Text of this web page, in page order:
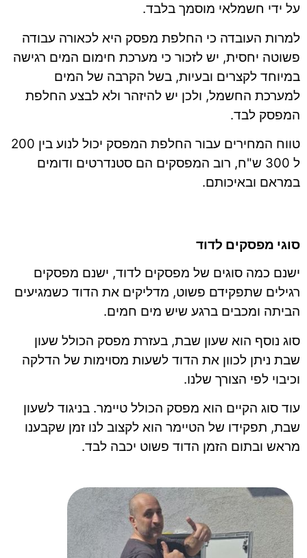
על ידי חשמלאי מוסמך בלבד.
למרות העובדה כי החלפת מפסק היא לכאורה עבודה
פשוטה יחסית, יש לזכור כי מערכת חימום המים רגישה
במיוחד לקצרים ובעיות, בשל הקרבה של המים
למערכת החשמל, ולכן יש להיזהר ולא לבצע החלפת
המפסק לבד.
טווח המחירים עבור החלפת המפסק יכול לנוע בין 200
ל 300 ש"ח, רוב המפסקים הם סטנדרטים ודומים
במראם ובאיכותם.
סוגי מפסקים לדוד
ישנם כמה סוגים של מפסקים לדוד, ישנם מפסקים
רגילים שתפקידם פשוט, מדליקים את הדוד כשמגיעים
הביתה ומכבים ברגע שיש מים חמים.
סוג נוסף הוא שעון שבת, בעזרת מפסק הכולל שעון
שבת ניתן לכוון את הדוד לשעות מסוימות של הדלקה
וכיבוי לפי הצורך שלנו.
עוד סוג הקיים הוא מפסק הכולל טיימר. בניגוד לשעון
שבת, תפקידו של הטיימר הוא לקצוב לנו זמן שקבענו
מראש ובתום הזמן הדוד פשוט יכבה לבד.